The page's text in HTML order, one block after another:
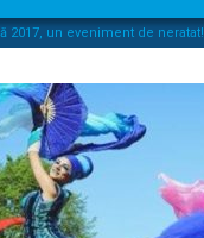
2017, un eveniment de neratat!